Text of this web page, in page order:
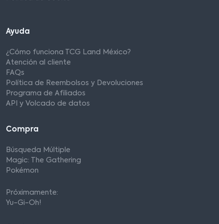
Ayuda
¿Cómo funciona TCG Land México?
Atención al cliente
FAQs
Política de Reembolsos y Devoluciones
Programa de Afiliados
API y Volcado de datos
Compra
Búsqueda Múltiple
Magic: The Gathering
Pokémon
Próximamente:
Yu-Gi-Oh!